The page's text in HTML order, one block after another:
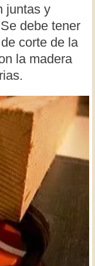
juntas y
debe tener
corte de la
la madera